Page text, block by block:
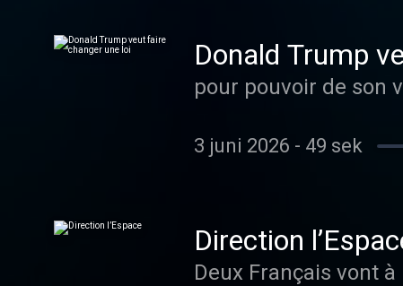
Donald Trump
pour pouvoir de son
3 juni 2026 - 49 sek
Direction
Deux Français vont